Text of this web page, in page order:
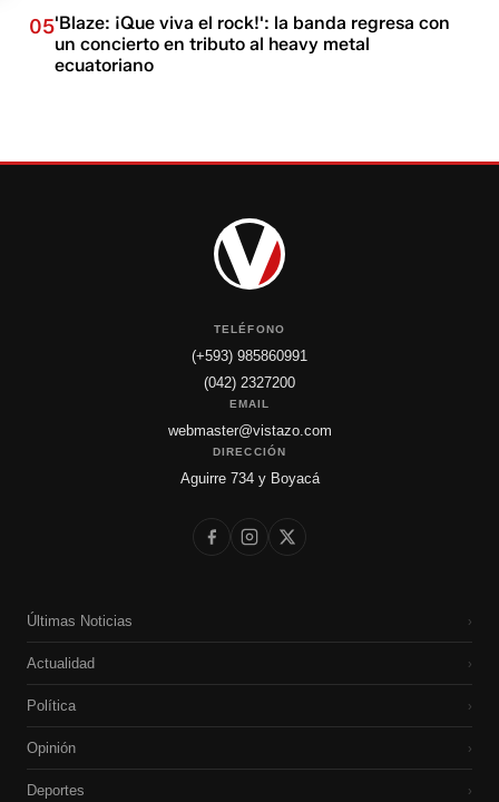
05'Blaze: ¡Que viva el rock!': la banda regresa con
un concierto en tributo al heavy metal
ecuatoriano
TELÉFONO
(+593) 985860991
(042) 2327200
EMAIL
webmaster@vistazo.com
DIRECCIÓN
Aguirre 734 y Boyacá
Últimas Noticias ›
Actualidad ›
Política ›
Opinión ›
Deportes ›